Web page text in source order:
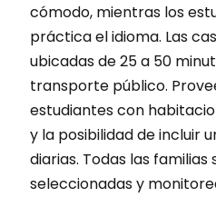
cómodo, mientras los
práctica el idioma. Las
ubicadas de 25 a 50
transporte público.
estudiantes con
y la posibilidad de incluir
diarias. Todas las
seleccionadas y